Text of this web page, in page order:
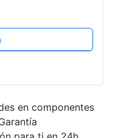
en componentes